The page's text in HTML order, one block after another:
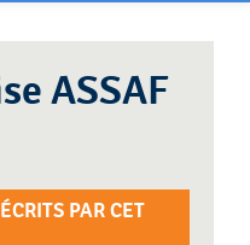
ASSAF
PAR CET